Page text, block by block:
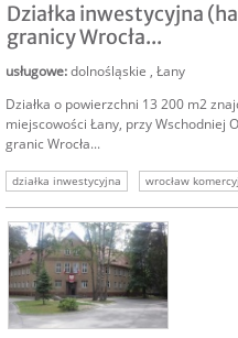
Działka inwestycyjna
granicy Wrocła...
usługowe:dolnośląskie , Łany
Działka o powierzchni 13 200 m2
miejscowości Łany, przy Wschodniej
granic Wrocła...
działka inwestycyjna wrocław
grunt inwestycyjny
grunt komercyjny